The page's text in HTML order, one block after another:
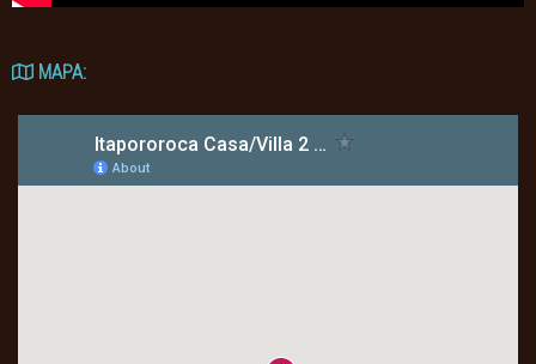
MAPA: